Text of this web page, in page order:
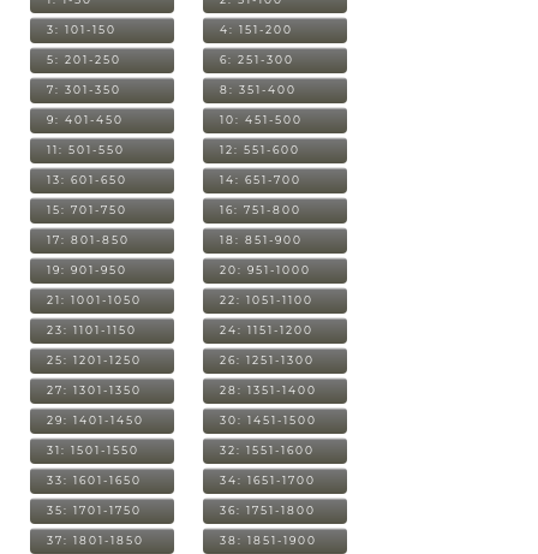
3: 101-150 4: 151-200
5: 201-250 6: 251-300
7: 301-350 8: 351-400
9: 401-450 10: 451-500
11: 501-550 12: 551-600
13: 601-650 14: 651-700
15: 701-750 16: 751-800
17: 801-850 18: 851-900
19: 901-950 20: 951-1000
21: 1001-1050 22: 1051-1100
23: 1101-1150 24: 1151-1200
25: 1201-1250 26: 1251-1300
27: 1301-1350 28: 1351-1400
29: 1401-1450 30: 1451-1500
31: 1501-1550 32: 1551-1600
33: 1601-1650 34: 1651-1700
35: 1701-1750 36: 1751-1800
37: 1801-1850 38: 1851-1900